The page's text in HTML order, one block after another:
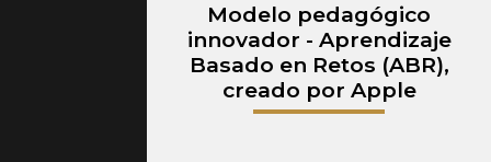
Modelo pedagógico
innovador - Aprendizaje
Basado en Retos (ABR),
creado por Apple